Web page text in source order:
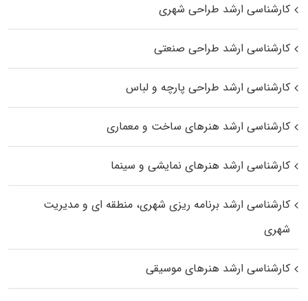
کارشناسی ارشد طراحی شهری
کارشناسی ارشد طراحی صنعتی
کارشناسی ارشد طراحی پارچه و لباس
کارشناسی ارشد هنرهای ساخت و معماری
کارشناسی ارشد هنرهای نمایشی و سینما
کارشناسی ارشد برنامه ریزی شهری، منطقه‌ ای و مدیریت
شهری
کارشناسی ارشد هنرهای موسیقی